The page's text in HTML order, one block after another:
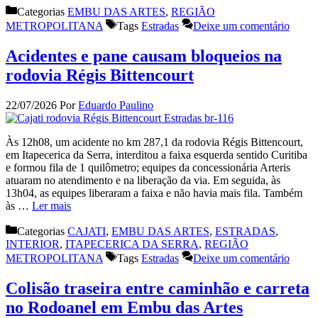
Categorias EMBU DAS ARTES, REGIÃO
METROPOLITANA
Tags Estradas Deixe um comentário
Acidentes e pane causam bloqueios na
rodovia Régis Bittencourt
22/07/2026 PorEduardo Paulino
Às 12h08, um acidente no km 287,1 da rodovia Régis Bittencourt,
em Itapecerica da Serra, interditou a faixa esquerda sentido Curitiba
e formou fila de 1 quilômetro; equipes da concessionária Arteris
atuaram no atendimento e na liberação da via. Em seguida, às
13h04, as equipes liberaram a faixa e não havia mais fila. Também
às … Ler mais
Categorias CAJATI, EMBU DAS ARTES, ESTRADAS,
INTERIOR, ITAPECERICA DA SERRA, REGIÃO
METROPOLITANA
Tags Estradas Deixe um comentário
Colisão traseira entre caminhão e carreta
no Rodoanel em Embu das Artes